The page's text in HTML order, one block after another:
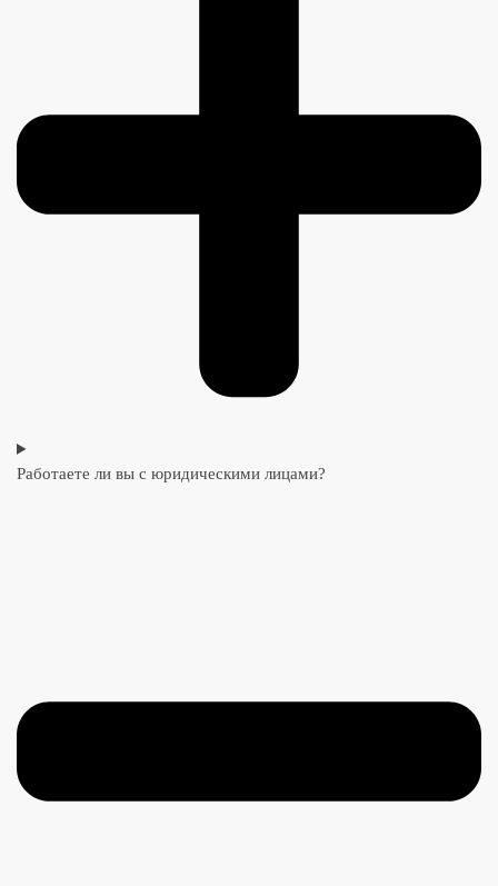
Работаете ли вы с юридическими лицами?